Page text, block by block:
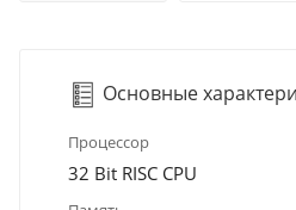
Основные
Процессор
32 Bit RISC CPU